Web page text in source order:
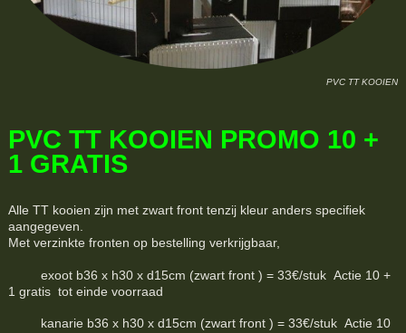
PVC TT KOOIEN
PVC TT KOOIEN PROMO 10 +
1 GRATIS
Alle TT kooien zijn met zwart front tenzij kleur anders specifiek
aangegeven.
Met verzinkte fronten op bestelling verkrijgbaar,
exoot b36 x h30 x d15cm (zwart front ) = 33€/stuk Actie 10 +
1 gratis tot einde voorraad
kanarie b36 x h30 x d15cm (zwart front ) = 33€/stuk Actie 10